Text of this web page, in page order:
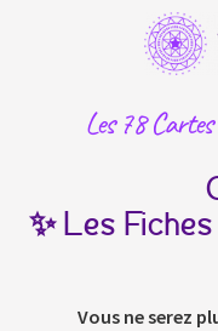
Les 78
✨ Les
Vous ne serez